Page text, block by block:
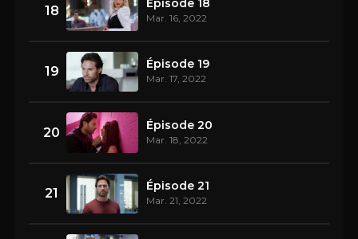
18 Épisode 18
Mar. 16, 2022
19 Épisode 19
Mar. 17, 2022
20 Épisode 20
Mar. 18, 2022
21 Épisode 21
Mar. 21, 2022